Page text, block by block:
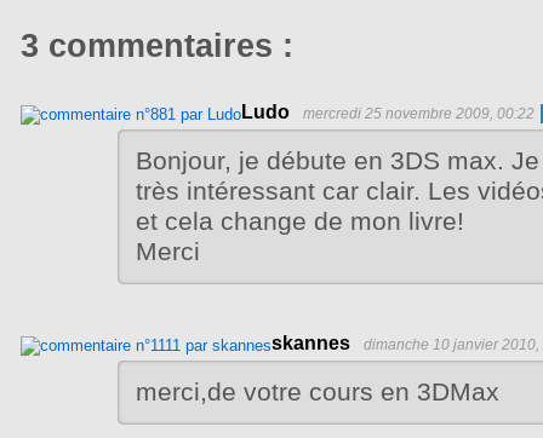
3 commentaires :
Ludo mercredi 25 novembre 2009, 00:22
Bonjour, je débute en 3DS max.
très intéressant car clair. Les
et cela change de mon livre!
Merci
skannes dimanche 10 janvier 2010,
merci,de votre cours en 3DMax